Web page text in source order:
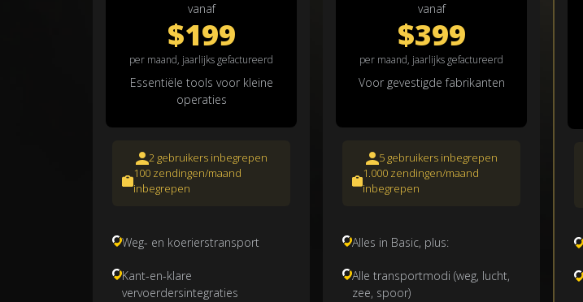
vanaf
$199
per maand, jaarlijks gefactureerd
Essentiële tools voor kleine
operaties
2 gebruikers inbegrepen
100 zendingen/maand
inbegrepen
Weg- en koerierstransport
Kant-en-klare
vervoerdersintegraties
vanaf
$399
per maand, jaarlijks gefactureerd
Voor gevestigde fabrikanten
5 gebruikers inbegrepen
1.000 zendingen/maand
inbegrepen
Alles in Basic, plus:
Alle transportmodi (weg, lucht,
zee, spoor)